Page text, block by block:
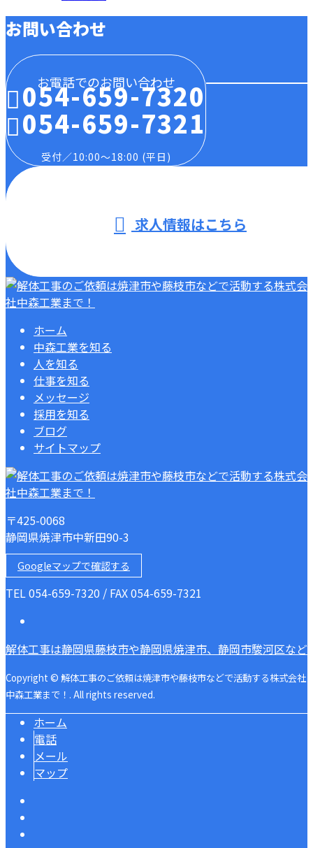
お問い合わせ
お電話でのお問い合わせ
054-659-7320
054-659-7321
受付／10:00～18:00 (平日)
求人情報はこちら
ホーム
中森工業を知る
人を知る
仕事を知る
メッセージ
採用を知る
ブログ
サイトマップ
〒425-0068
静岡県焼津市中新田90-3
Googleマップで確認する
TEL 054-659-7320 / FAX 054-659-7321
解体工事は静岡県藤枝市や静岡県焼津市、静岡市駿河区な
Copyright © 解体工事のご依頼は焼津市や藤枝市などで活動する株式会社
中森工業まで！. All rights reserved.
ホーム
電話
メール
マップ